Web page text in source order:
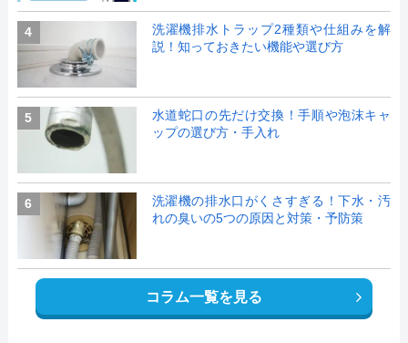
4
洗濯機排水トラップ2種類や仕組みを解
説！知っておきたい機能や選び方
5
水道蛇口の先だけ交換！手順や泡沫キャ
ップの選び方・手入れ
6
洗濯機の排水口がくさすぎる！下水・汚
れの臭いの5つの原因と対策・予防策
コラム一覧を見る